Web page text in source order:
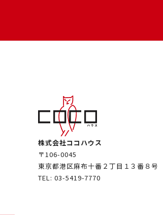
株式会社ココハウス
〒106-0045
東京都港区麻布十番２丁目１３番８号
TEL: 03-5419-7770